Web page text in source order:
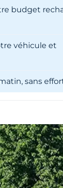
budget
véhicule et
sans